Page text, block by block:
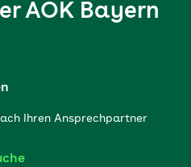
AOK Bayern
Ihren Ansprechpartner